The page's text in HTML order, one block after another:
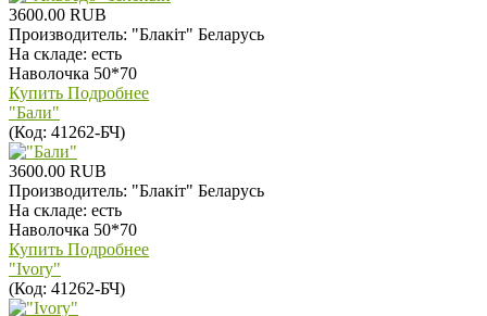
3600.00 RUB
Производитель: "Блакiт" Беларусь
На складе: есть
Наволочка 50*70
Купить Подробнее
"Бали"
(Код: 41262-БЧ)
3600.00 RUB
Производитель: "Блакiт" Беларусь
На складе: есть
Наволочка 50*70
Купить Подробнее
"Ivory"
(Код: 41262-БЧ)